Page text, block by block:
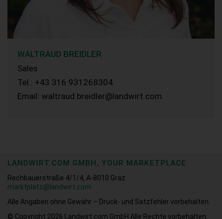
WALTRAUD BREIDLER
Sales
Tel.: +43 316 931268304
Email: waltraud.breidler@landwirt.com
LANDWIRT.COM GMBH, YOUR MARKETPLACE
Rechbauerstraße 4/1/4, A-8010 Graz
marktplatz@landwirt.com
Alle Angaben ohne Gewähr – Druck- und Satzfehler vorbehalten.
© Copyright 2026
Landwirt.com GmbH Alle Rechte vorbehalten.